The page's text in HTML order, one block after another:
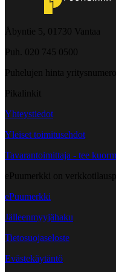
Åbyntie 5, 01730 Vantaa
Puh. 020 745 0500
Puhelujen hinta
Pikalinkit
Yhteystiedot
Yleiset toimitusehdot
Tavarantoimittaja - tee
ePuumerkki on
ePuumerkki
Jälleenmyyjähaku
Tietosuojaseloste
Evästekäytäntö